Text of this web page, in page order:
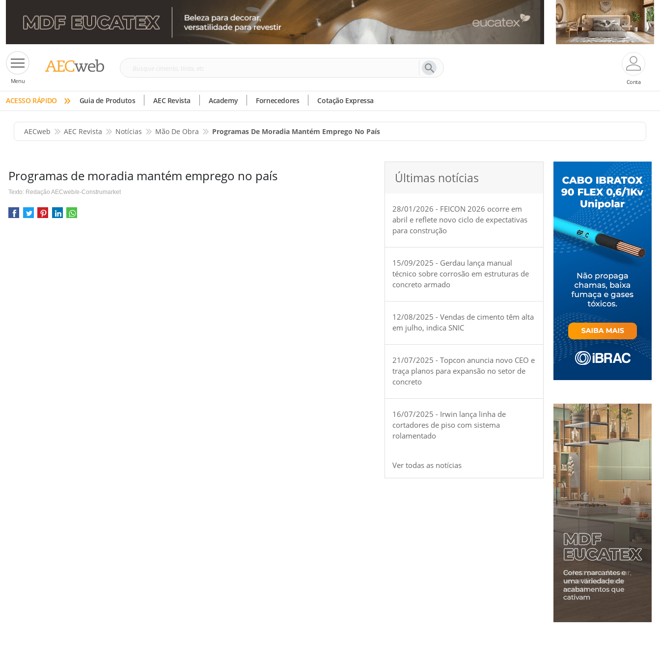
Menu
Busque
tinta,
etc
Conta
ACESSO RÁPIDO » Guia de Produtos AEC Revista Academy Fornecedores Cotação Expressa
AECweb AEC Revista Notícias Mão De Obra Programas De Moradia Mantém Emprego No País
Programas de moradia mantém emprego no país
Texto: Redação AECweb/e-Construmarket
Últimas notícias
28/01/2026 - FEICON 2026 ocorre em
abril e reflete novo ciclo de expectativas
para construção
15/09/2025 - Gerdau lança manual
técnico sobre corrosão em estruturas de
concreto armado
12/08/2025 - Vendas de cimento têm alta
em julho, indica SNIC
21/07/2025 - Topcon anuncia novo CEO e
traça planos para expansão no setor de
concreto
16/07/2025 - Irwin lança linha de
cortadores de piso com sistema
rolamentado
Ver todas as notícias